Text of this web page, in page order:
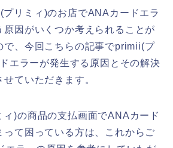
リミィ)のお店でANAカードエラ
原因がいくつか考えられることが
で、今回こちらの記事でprimii(プ
エラーが発生する原因とその解決
ていただきます。
)の商品の支払画面でANAカード
って困っている方は、これからご